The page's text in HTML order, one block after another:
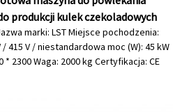
produkcji kulek czekoladowych
marki: LST Miejsce pochodzenia:
415 V / niestandardowa moc (W): 45 kW
* 2300 Waga: 2000 kg Certyfikacja: CE